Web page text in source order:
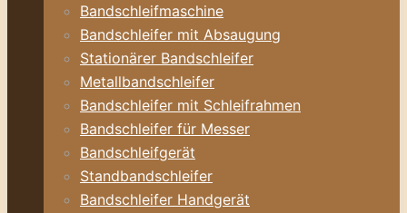
Bandschleifmaschine
Bandschleifer mit Absaugung
Stationärer Bandschleifer
Metallbandschleifer
Bandschleifer mit Schleifrahmen
Bandschleifer für Messer
Bandschleifgerät
Standbandschleifer
Bandschleifer Handgerät